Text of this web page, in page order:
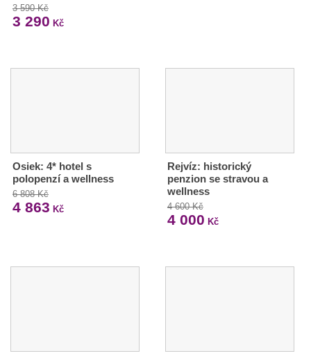
3 590 Kč
3 290 Kč
Osiek: 4* hotel s
polopenzí a wellness
6 808 Kč
4 863 Kč
Rejvíz: historický
penzion se stravou a
wellness
4 600 Kč
4 000 Kč